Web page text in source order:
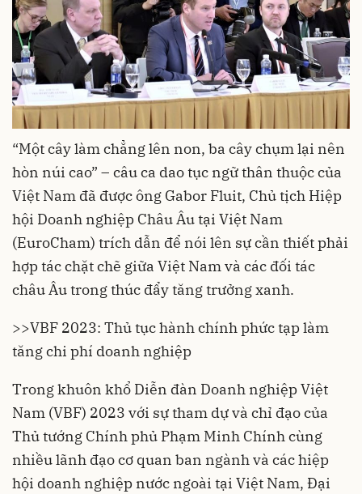
“Một cây làm chẳng lên non, ba cây chụm lại nên
hòn núi cao” – câu ca dao tục ngữ thân thuộc của
Việt Nam đã được ông Gabor Fluit, Chủ tịch Hiệp
hội Doanh nghiệp Châu Âu tại Việt Nam
(EuroCham) trích dẫn để nói lên sự cần thiết phải
hợp tác chặt chẽ giữa Việt Nam và các đối tác
châu Âu trong thúc đẩy tăng trưởng xanh.
>>VBF 2023: Thủ tục hành chính phức tạp làm
tăng chi phí doanh nghiệp
Trong khuôn khổ Diễn đàn Doanh nghiệp Việt
Nam (VBF) 2023 với sự tham dự và chỉ đạo của
Thủ tướng Chính phủ Phạm Minh Chính cùng
nhiều lãnh đạo cơ quan ban ngành và các hiệp
hội doanh nghiệp nước ngoài tại Việt Nam, Đại